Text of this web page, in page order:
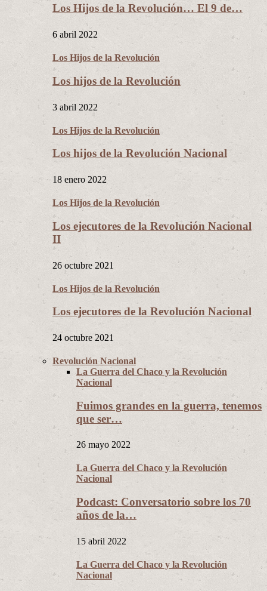
Los Hijos de la Revolución… El 9 de…
6 abril 2022
Los Hijos de la Revolución
Los hijos de la Revolución
3 abril 2022
Los Hijos de la Revolución
Los hijos de la Revolución Nacional
18 enero 2022
Los Hijos de la Revolución
Los ejecutores de la Revolución Nacional
II
26 octubre 2021
Los Hijos de la Revolución
Los ejecutores de la Revolución Nacional
24 octubre 2021
Revolución Nacional
La Guerra del Chaco y la Revolución
Nacional
Fuimos grandes en la guerra, tenemos
que ser…
26 mayo 2022
La Guerra del Chaco y la Revolución
Nacional
Podcast: Conversatorio sobre los 70
años de la…
15 abril 2022
La Guerra del Chaco y la Revolución
Nacional